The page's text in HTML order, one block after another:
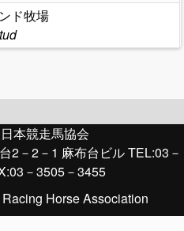
ド牧場
本競走馬協会
2－2－1 麻布台ビル TEL:03－
－3505－3455
Horse Association